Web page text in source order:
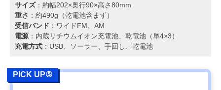
サイズ：約幅202×奥行90×高さ80mm
重さ ：約490g（乾電池含まず）
受信バンド ：ワイドFM、AM
電源 ：内蔵リチウムイオン充電池、乾電池（単4×3）
充電方式 ：USB、ソーラー、手回し、乾電池
PICK UP⑤